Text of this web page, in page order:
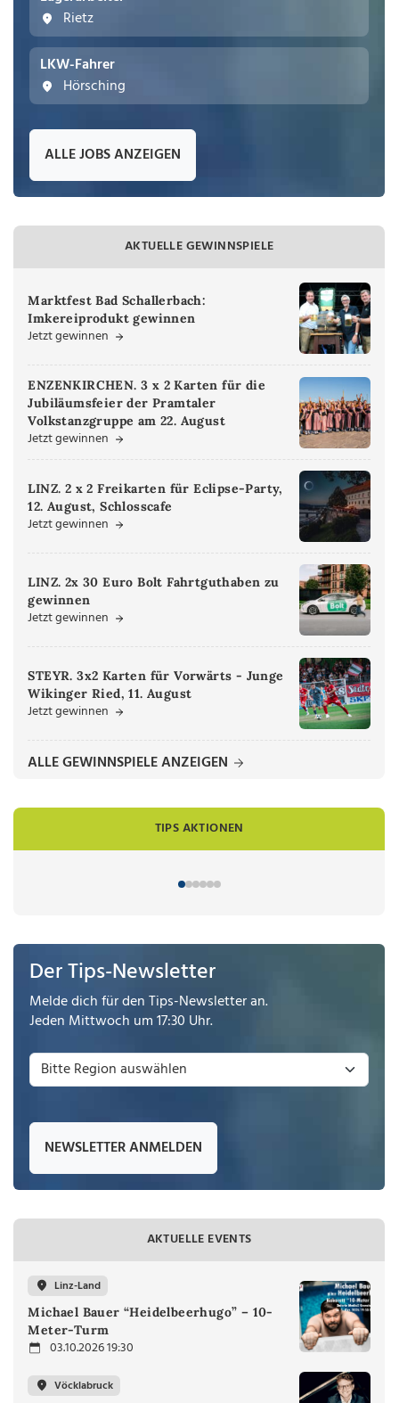
Rietz
LKW-Fahrer
Hörsching
ALLE JOBS ANZEIGEN
AKTUELLE GEWINNSPIELE
Marktfest Bad Schallerbach:
Imkereiprodukt gewinnen
Jetzt gewinnen
ENZENKIRCHEN. 3 x 2 Karten für die
Jubiläumsfeier der Pramtaler
Volkstanzgruppe am 22. August
Jetzt gewinnen
LINZ. 2 x 2 Freikarten für Eclipse-Party,
12. August, Schlosscafe
Jetzt gewinnen
LINZ. 2x 30 Euro Bolt Fahrtguthaben zu
gewinnen
Jetzt gewinnen
STEYR. 3x2 Karten für Vorwärts - Junge
Wikinger Ried, 11. August
Jetzt gewinnen
ALLE GEWINNSPIELE ANZEIGEN
TIPS AKTIONEN
Der Tips-Newsletter
Melde dich für den Tips-Newsletter an.
Jeden Mittwoch um 17:30 Uhr.
NEWSLETTER ANMELDEN
AKTUELLE EVENTS
Linz-Land
Michael Bauer “Heidelbeerhugo” – 10-
Meter-Turm
03.10.2026 19:30
Vöcklabruck